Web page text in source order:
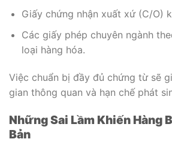
Giấy chứng nhận xuất xứ (C/O)
Các giấy phép chuyên ngành
loại hàng hóa.
Việc chuẩn bị đầy đủ chứng từ sẽ
gian thông quan và hạn chế phát
Những Sai Lầm Khiến Hàng
Bản